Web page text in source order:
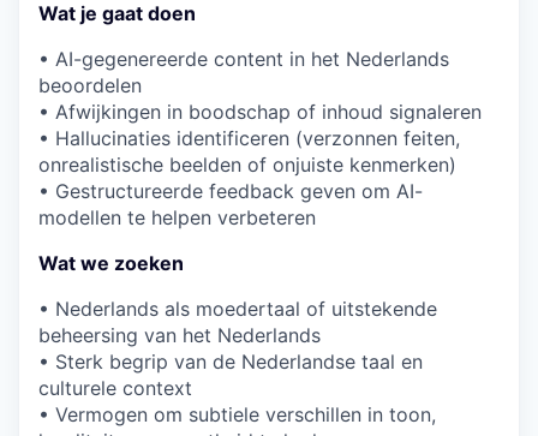
Wat je gaat doen
• AI-gegenereerde content in het Nederlands
beoordelen
• Afwijkingen in boodschap of inhoud signaleren
• Hallucinaties identificeren (verzonnen feiten,
onrealistische beelden of onjuiste kenmerken)
• Gestructureerde feedback geven om AI-
modellen te helpen verbeteren
Wat we zoeken
• Nederlands als moedertaal of uitstekende
beheersing van het Nederlands
• Sterk begrip van de Nederlandse taal en
culturele context
• Vermogen om subtiele verschillen in toon,